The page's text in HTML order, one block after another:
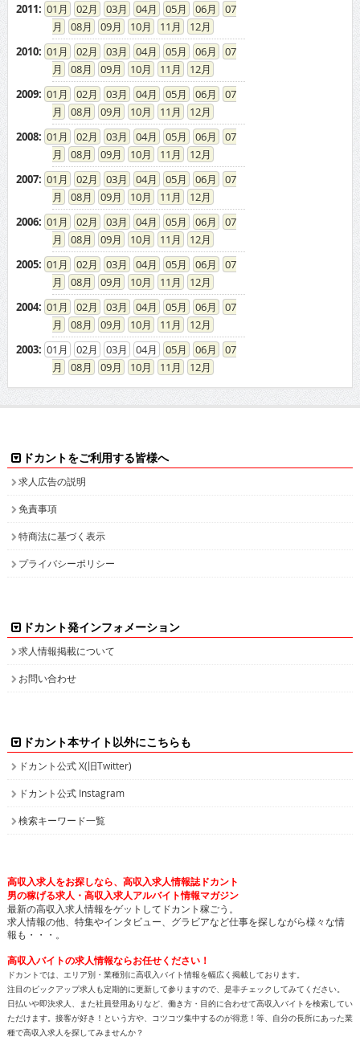
2011: 01 02 03 04 05 06
07
08
09 10 11
12
2010: 01 02 03 04 05 06
07
08
09 10 11
12
2009: 01 02 03 04 05 06
07
08
09 10 11
12
2008: 01 02 03 04 05 06
07
08
09 10 11
12
2007: 01 02 03 04 05 06
07
08
09 10 11
12
2006: 01 02 03 04 05 06
07
08
09 10 11
12
2005: 01 02 03 04 05 06
07
08
09 10 11
12
2004: 01 02 03 04 05 06
07
08
09 10 11
12
2003: 01 02 03 04 05 06
07
08
09 10 11 12
ドカントをご利用する皆様へ
求人広告の説明
免責事項
特商法に基づく表示
プライバシーポリシー
ドカント発インフォメーション
求人情報掲載について
お問い合わせ
ドカント本サイト以外にこちらも
ドカント公式 X(旧Twitter)
ドカント公式 Instagram
検索キーワード一覧
高収入求人をお探しなら、高収入求人情報誌ドカント
男の稼げる求人・高収入求人アルバイト情報マガジン
最新の高収入求人情報をゲットしてドカント稼ごう。
求人情報の他、特集やインタビュー、グラビアなど仕事を探しながら様々な情
報も・・・。
高収入バイトの求人情報ならお任せください！
ドカントでは、エリア別・業種別に高収入バイト情報を幅広く掲載しております。
注目のピックアップ求人も定期的に更新して参りますので、是非チェックしてみてください。
日払いや即決求人、また社員登用ありなど、働き方・目的に合わせて高収入バイトを検索してい
ただけます。接客が好き！という方や、コツコツ集中するのが得意！等、自分の長所にあった業
種で高収入求人を探してみませんか？